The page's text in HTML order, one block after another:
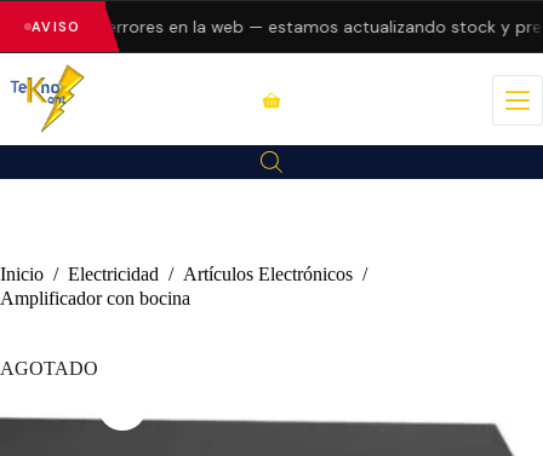
AVISO errores en la web — estamos actualizando stock y
Inicio / Electricidad / Artículos Electrónicos /
Amplificador con bocina
AGOTADO